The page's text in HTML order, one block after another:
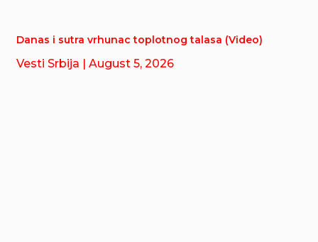
Danas i sutra vrhunac toplotnog talasa (Video)
Vesti Srbija | August 5, 2026